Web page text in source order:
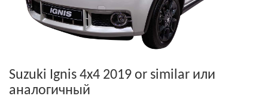
Suzuki Ignis 4x4 2019 or similar или
аналогичный